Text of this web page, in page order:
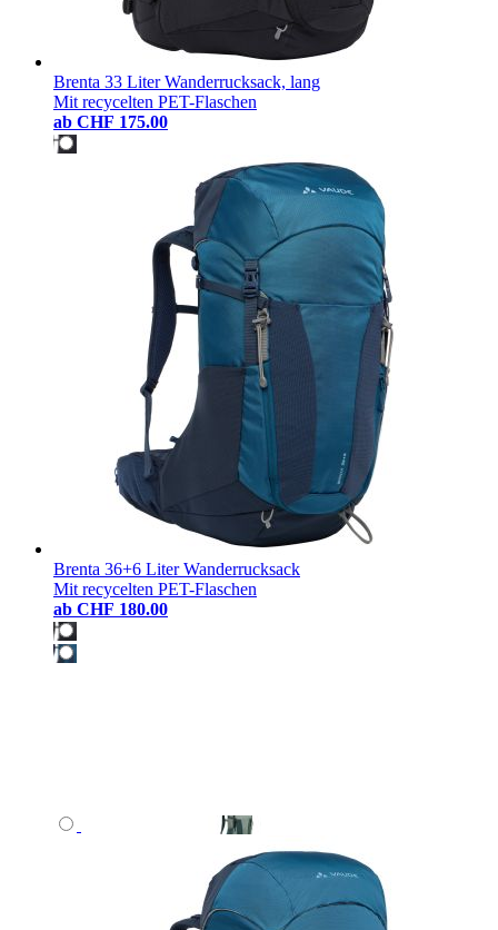
Brenta 33 Liter Wanderrucksack, lang
Mit recycelten PET-Flaschen
ab CHF 175.00
Brenta 36+6 Liter Wanderrucksack
Mit recycelten PET-Flaschen
ab CHF 180.00